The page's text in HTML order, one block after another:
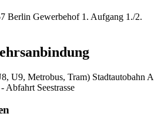
Berlin Gewerbehof 1. Aufgang 1./2.
U9, Metrobus, Tram) Stadtautobahn A
Abfahrt Seestrasse